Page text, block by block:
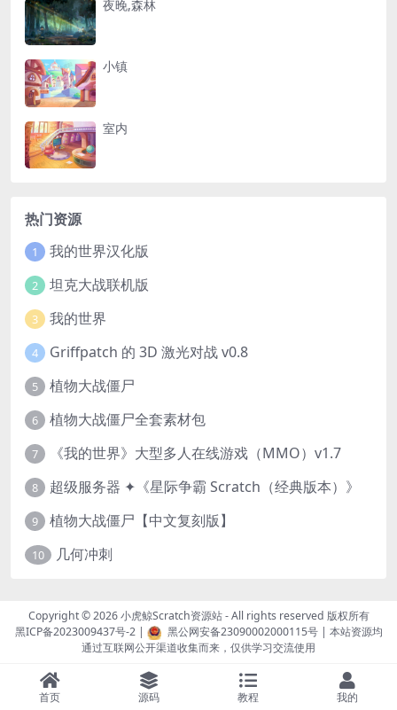
夜晚,森林
小镇
室内
热门资源
1 我的世界汉化版
2 坦克大战联机版
3 我的世界
4 Griffpatch 的 3D 激光对战 v0.8
5 植物大战僵尸
6 植物大战僵尸全套素材包
7 《我的世界》大型多人在线游戏（MMO）v1.7
8 超级服务器 ✦《星际争霸 Scratch（经典版本）》
9 植物大战僵尸【中文复刻版】
10 几何冲刺
Copyright © 2026小虎鲸Scratch资源站- All rights reserved 版权所有
黑ICP备2023009437号-2| 黑公网安备23090002000115号| 本站资源均
通过互联网公开渠道收集而来，仅供学习交流使用
首页 源码 教程 我的